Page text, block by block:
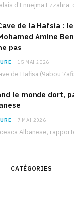
de la Hafsia :
Amine
pas
15 MAI 2026
le monde dort,
7 MAI 2026
CATÉGORIES